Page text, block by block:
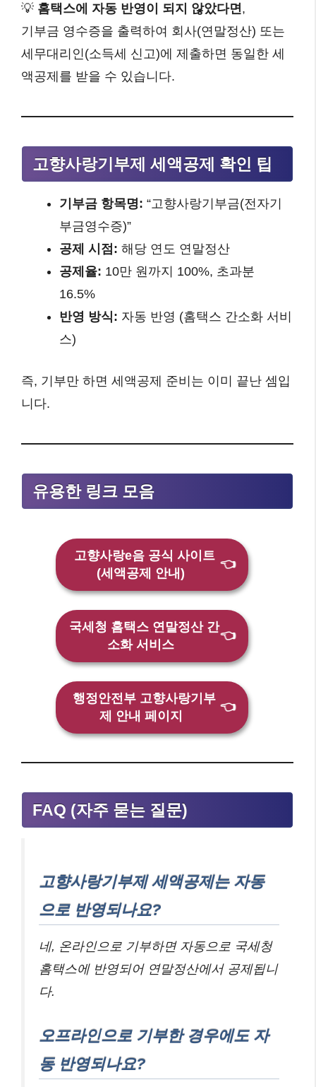
💡 홈택스에 자동 반영이 되지 않았다면 ,
기부금 영수증을 출력하여 회사(연말정산) 또는
세무대리인(소득세 신고)에 제출하면 동일한 세
액공제를 받을 수 있습니다.
고향사랑기부제 세액공제 확인 팁
기부금 항목명: “고향사랑기부금(전자기
부금영수증)”
공제 시점: 해당 연도 연말정산
공제율: 10만 원까지 100%, 초과분
16.5%
반영 방식: 자동 반영 (홈택스 간소화 서비
스)
즉, 기부만 하면 세액공제 준비는 이미 끝난 셈입
니다.
유용한 링크 모음
고향사랑e음 공식 사이트
(세액공제 안내)
👈
국세청 홈택스 연말정산 간
소화 서비스
👈
행정안전부 고향사랑기부
제 안내 페이지
👈
FAQ (자주 묻는 질문)
고향사랑기부제 세액공제는 자동
으로 반영되나요?
네, 온라인으로 기부하면 자동으로 국세청
홈택스에 반영되어 연말정산에서 공제됩니
다.
오프라인으로 기부한 경우에도 자
동 반영되나요?